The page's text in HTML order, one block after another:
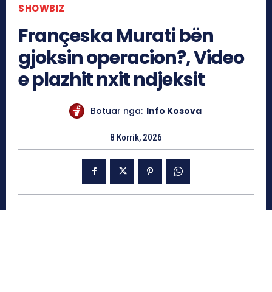
SHOWBIZ
Françeska Murati bën
gjoksin operacion?, Video
e plazhit nxit ndjeksit
Botuar nga: Info Kosova
8 Korrik, 2026